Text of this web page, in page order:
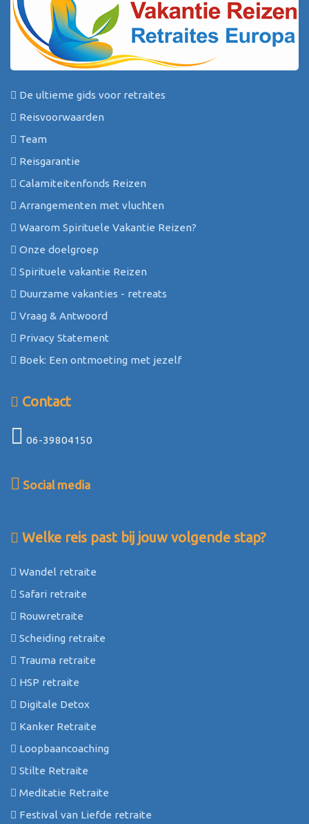
De ultieme gids voor retraites
Reisvoorwaarden
Team
Reisgarantie
Calamiteitenfonds Reizen
Arrangementen met vluchten
Waarom Spirituele Vakantie Reizen?
Onze doelgroep
Spirituele vakantie Reizen
Duurzame vakanties - retreats
Vraag & Antwoord
Privacy Statement
Boek: Een ontmoeting met jezelf
Contact
06-39804150
Social media
Welke reis past bij jouw volgende stap?
Wandel retraite
Safari retraite
Rouwretraite
Scheiding retraite
Trauma retraite
HSP retraite
Digitale Detox
Kanker Retraite
Loopbaancoaching
Stilte Retraite
Meditatie Retraite
Festival van Liefde retraite